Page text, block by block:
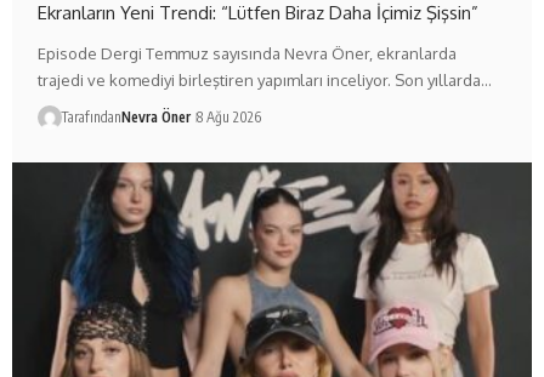
Ekranların Yeni Trendi: “Lütfen Biraz Daha İçimiz Şişsin”
Episode Dergi Temmuz sayısında Nevra Öner, ekranlarda
trajedi ve komediyi birleştiren yapımları inceliyor. Son yıllarda…
TarafındanNevra Öner 8 Ağu 2026